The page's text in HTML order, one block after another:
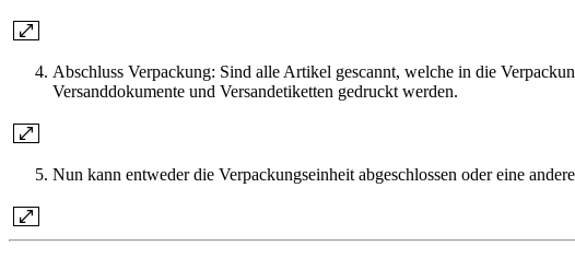
Abschluss Verpackung: Sind alle Artikel gescannt, welche in die
Versanddokumente und Versandetiketten gedruckt werden.
Nun kann entweder die Verpackungseinheit abgeschlossen oder eine